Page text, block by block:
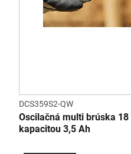
DCS359S2-QW
Oscilačná multi brúska
kapacitou 3,5 Ah